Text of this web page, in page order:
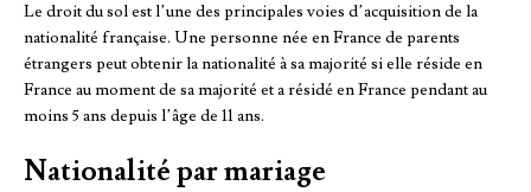
Le droit du sol est l’une des principales voies d’acquisition de la
nationalité française. Une personne née en France de parents
étrangers peut obtenir la nationalité à sa majorité si elle réside en
France au moment de sa majorité et a résidé en France pendant au
moins 5 ans depuis l’âge de 11 ans.
Nationalité par mariage